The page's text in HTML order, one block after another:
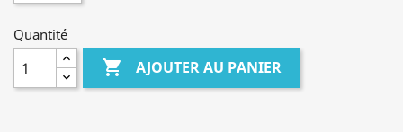
Quantité
 AJOUTER AU PANIER